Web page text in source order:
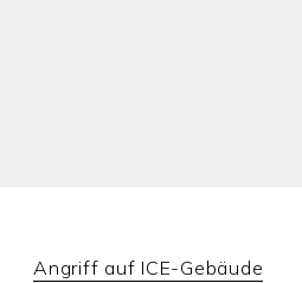
Angriff auf ICE-Gebäude